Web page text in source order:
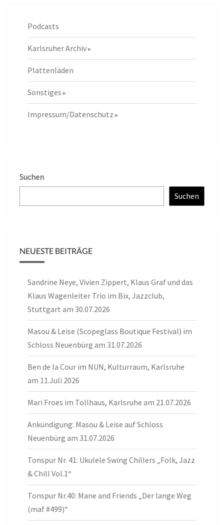
Podcasts
Karlsruher Archiv
Plattenläden
Sonstiges
Impressum/Datenschutz
Suchen
Suchen
NEUESTE BEITRÄGE
Sandrine Neye, Vivien Zippert, Klaus Graf und das
Klaus Wagenleiter Trio im Bix, Jazzclub,
Stuttgart am 30.07.2026
Masou & Leise (Scopeglass Boutique Festival) im
Schloss Neuenbürg am 31.07.2026
Ben de la Cour im NUN, Kulturraum, Karlsruhe
am 11.Juli 2026
Mari Froes im Tollhaus, Karlsruhe am 21.07.2026
Ankündigung: Masou & Leise auf Schloss
Neuenbürg am 31.07.2026
Tonspur Nr. 41: Ukulele Swing Chillers „Folk, Jazz
& Chill Vol.1“
Tonspur Nr.40: Mane and Friends „Der lange Weg
(maf #499)“